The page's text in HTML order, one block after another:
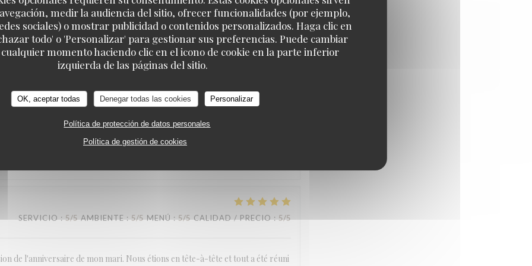
medir la audiencia del sitio, ofrecer funcionalidades (por ejemplo,
sociales) o mostrar publicidad o contenidos personalizados. Haga clic en
todo' o 'Personalizar' para gestionar sus preferencias. Puede cambiar
cualquier momento haciendo clic en el icono de cookie en la parte inferior
izquierda de las páginas del sitio.
OK, aceptar todas Denegar todas las cookies Personalizar
Política de protección de datos personales
Política de gestión de cookies
SERVICIO: 5 /5 AMBIENTE: 4/5 MENÚ: 5/5 CALIDAD / PRECIO: 4/5
5/5 AMBIENTE: 5/5 MENÚ : 5/5 CALIDAD / PRECIO
et sympathique.
SERVICIO: 5/5 AMBIENTE: 5/5 MENÚ: 5/5 CALIDAD / PRECIO: 5/5
de l'anniversaire de mon mari. Nous étions en tête-à-tête et tout a été réuni
LA TABLE DE CATUSSEAU